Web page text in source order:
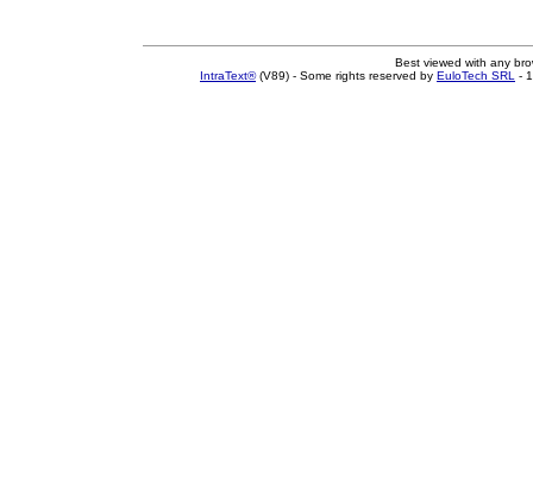
Best viewed with any
IntraText®(V89) - Some rights reserved by EuloTech SRL -